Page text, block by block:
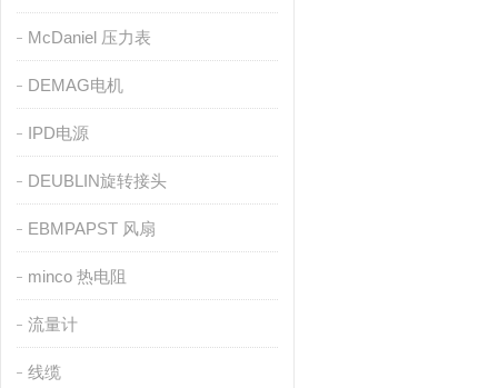
McDaniel 压力表
DEMAG电机
IPD电源
DEUBLIN旋转接头
EBMPAPST 风扇
minco 热电阻
流量计
线缆